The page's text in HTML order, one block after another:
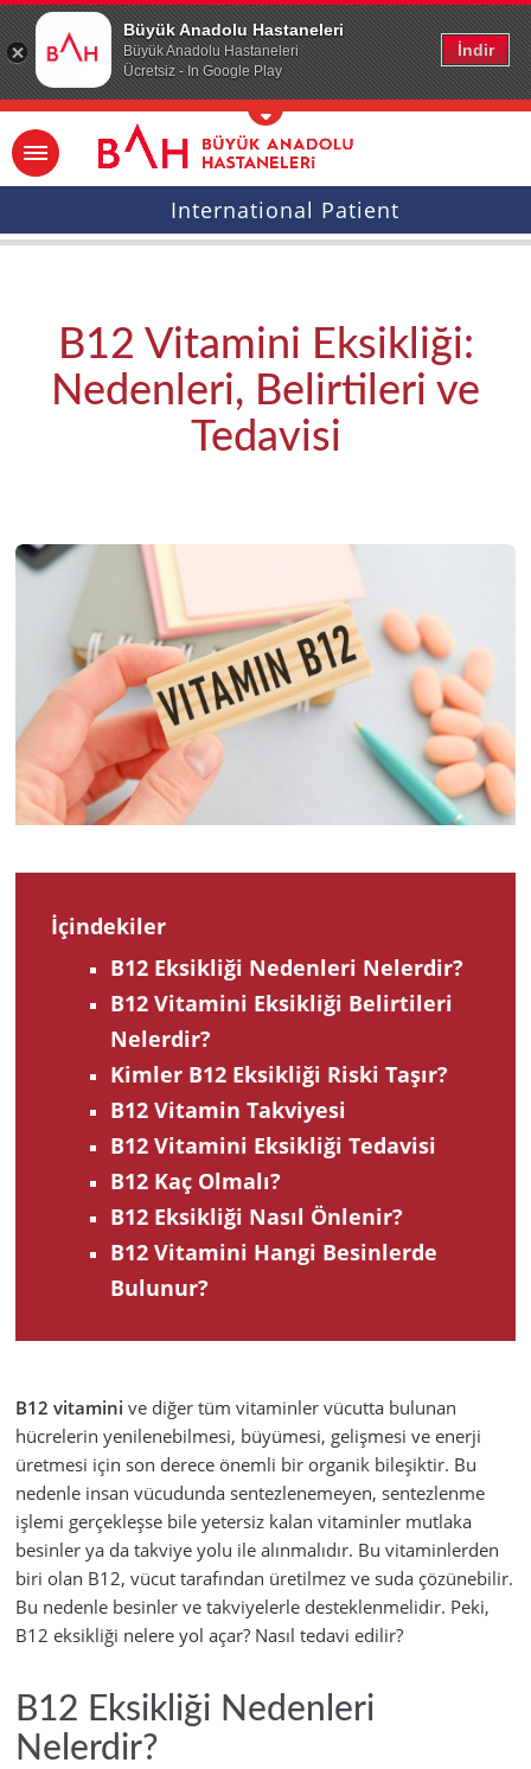
Büyük Anadolu Hastaneleri
Büyük Anadolu Hastaneleri
Ücretsiz - In Google Play
İndir
Ana icerige atla
International Patient
B12 Vitamini Eksikliği:
Nedenleri, Belirtileri ve
Tedavisi
İçindekiler
B12 Eksikliği Nedenleri Nelerdir?
B12 Vitamini Eksikliği Belirtileri
Nelerdir?
Kimler B12 Eksikliği Riski Taşır?
B12 Vitamin Takviyesi
B12 Vitamini Eksikliği Tedavisi
B12 Kaç Olmalı?
B12 Eksikliği Nasıl Önlenir?
B12 Vitamini Hangi Besinlerde
Bulunur?
B12 vitamini ve diğer tüm vitaminler vücutta bulunan
hücrelerin yenilenebilmesi, büyümesi, gelişmesi ve enerji
üretmesi için son derece önemli bir organik bileşiktir. Bu
nedenle insan vücudunda sentezlenemeyen, sentezlenme
işlemi gerçekleşse bile yetersiz kalan vitaminler mutlaka
besinler ya da takviye yolu ile alınmalıdır. Bu vitaminlerden
biri olan B12, vücut tarafından üretilmez ve suda çözünebilir.
Bu nedenle besinler ve takviyelerle desteklenmelidir. Peki,
B12 eksikliği nelere yol açar? Nasıl tedavi edilir?
B12 Eksikliği Nedenleri
Nelerdir?